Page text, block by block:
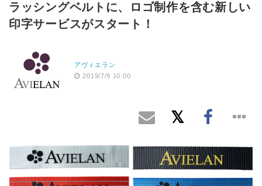
ラッシングベルトに、ロゴ制作を含む新しい
印字サービスがスタート！
アヴィエラン
2019/7/9 10:00